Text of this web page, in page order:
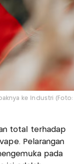
ke Industri (Foto:
total terhadap
Pelarangan
pada